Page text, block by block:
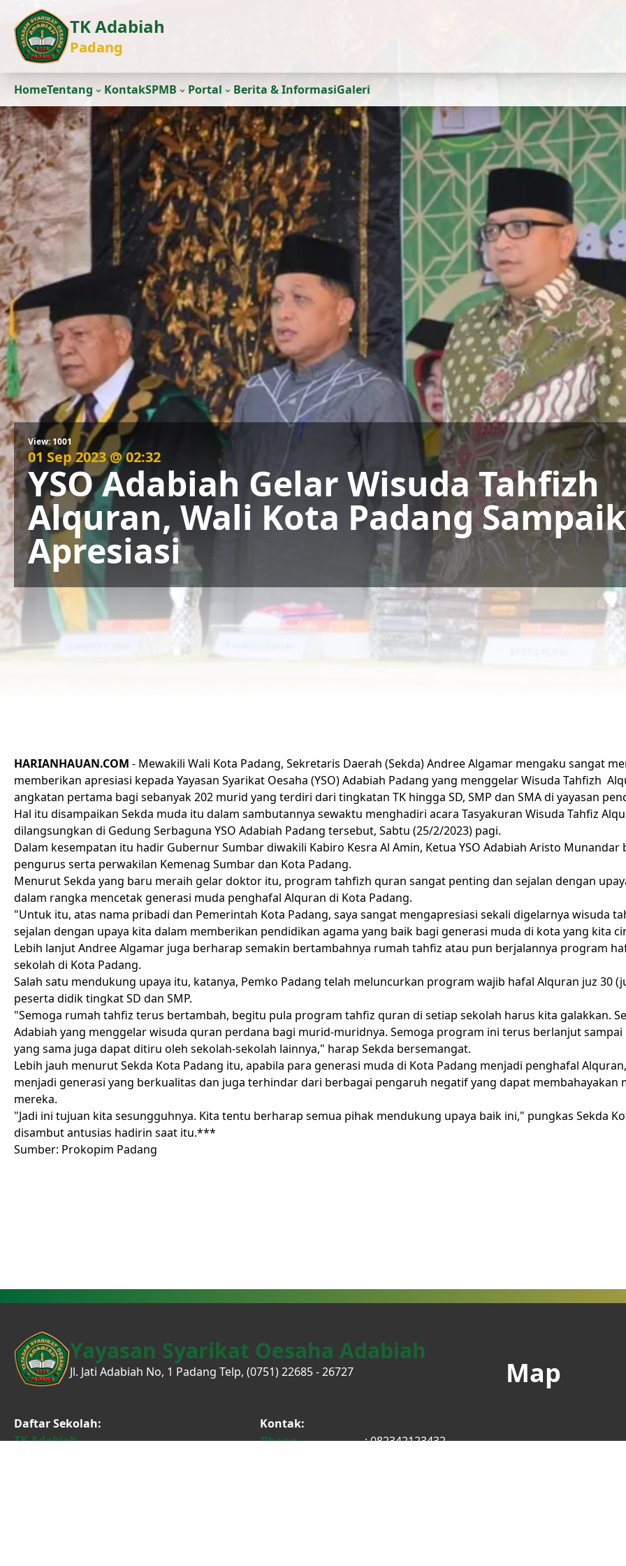
TK Adabiah
Padang
HomeTentang KontakSPMB Portal Berita & InformasiGaleri
View: 1001
01 Sep 2023 @ 02:32
YSO Adabiah Gelar Wisuda Tahfizh
Alquran, Wali Kota Padang
Apresiasi
HARIANHAUAN.COM - Mewakili Wali Kota Padang, Sekretaris Daerah (Sekda) Andree Algamar mengaku sangat
memberikan apresiasi kepada Yayasan Syarikat Oesaha (YSO) Adabiah Padang yang menggelar Wisuda Tahfizh
angkatan pertama bagi sebanyak 202 murid yang terdiri dari tingkatan TK hingga SD, SMP dan SMA di yayasan
Hal itu disampaikan Sekda muda itu dalam sambutannya sewaktu menghadiri acara Tasyakuran Wisuda Tahfiz
dilangsungkan di Gedung Serbaguna YSO Adabiah Padang tersebut, Sabtu (25/2/2023) pagi.
Dalam kesempatan itu hadir Gubernur Sumbar diwakili Kabiro Kesra Al Amin, Ketua YSO Adabiah Aristo Munandar
pengurus serta perwakilan Kemenag Sumbar dan Kota Padang.
MenurutSekda yang baru meraih gelar doktor itu, program tahfizh quran sangat penting dan sejalan dengan
dalam rangka mencetak generasi muda penghafal Alquran di Kota Padang.
"Untuk itu, atas nama pribadi dan Pemerintah Kota Padang, saya sangat mengapresiasi sekali digelarnya wisuda
sejalan dengan upaya kita dalam memberikan pendidikan agama yang baik bagi generasi muda di kota yang kita
Lebih lanjut Andree Algamar juga berharap semakin bertambahnya rumah tahfiz atau pun berjalannya program
sekolah di Kota Padang.
Salah satu mendukung upaya itu, katanya, Pemko Padang telah meluncurkan program wajib hafal Alquran juz 30
peserta didik tingkat SD dan SMP.
"Semoga rumah tahfiz terus bertambah, begitu pula program tahfiz quran di setiap sekolah harus kita galakkan.
Adabiah yang menggelar wisuda quran perdana bagi murid-muridnya. Semoga program ini terus berlanjut
yang sama juga dapat ditiru oleh sekolah-sekolah lainnya," harap Sekda bersemangat.
Lebih jauh menurutSekda Kota Padang itu, apabila para generasi muda di Kota Padang menjadi penghafal Alquran
menjadi generasi yang berkualitas dan juga terhindar dari berbagai pengaruh negatif yang dapat membahayakan
mereka.
"Jadi ini tujuan kita sesungguhnya. Kita tentu berharap semua pihak mendukung upaya baik ini," pungkas Sekda
disambut antusias hadirin saat itu.***
Sumber: Prokopim Padang
Yayasan Syarikat Oesaha Adabiah
Jl. Jati Adabiah No, 1 Padang Telp, (0751) 22685 - 26727
Daftar Sekolah:
TK Adabiah
Kontak:
Phone
: 082342123432
Map